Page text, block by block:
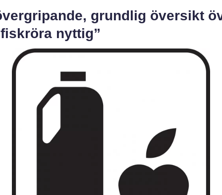
grundlig översikt
nyttig”